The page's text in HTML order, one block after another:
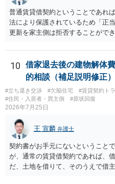
普通賃貸借契約ということであれ
法により保護されているため「正
更新を家主側は拒否することがで
定期確認させてもらないこと」が
せんので、更新拒絶を拒否される
の交渉の中で、一定の金銭をもら
みるのはいかがでしょうか。 過去
入室する行為自体は不法行為とな
立する可能性がありますので、こ
10
借家退去後の建物解体
的相談（補足説明修正）
#立ち退き交渉 #欠陥住宅 #賃貸契約ト
#住民・入居者・買主側
#原状回復
2026年7月25日
王 宣麟 弁護士
契約書がお手元にないということ
が、通常の賃貸借契約であれば、
だ、土地を借りて、そのうえで借